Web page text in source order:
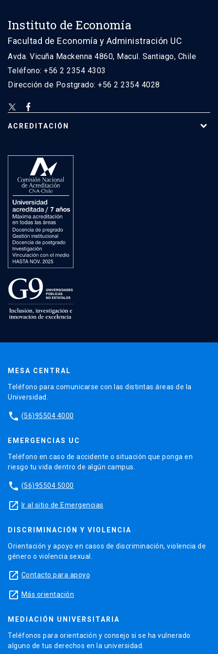
Instituto de Economía
Facultad de Economía y Administración UC
Avda. Vicuña Mackenna 4860, Macul. Santiago, Chile
Teléfono: +56 2 2354 4303
Dirección de Postgrado: +56 2 2354 4028
ACREDITACIÓN
MESA CENTRAL
Teléfono para comunicarse con las distintas áreas de la
Universidad.
phone (56)95504 4000
EMERGENCIAS UC
Teléfono en caso de accidente o situación que ponga en
riesgo tu vida dentro de algún campus.
phone (56)95504 5000
launch Ir al sitio de Emergencias
DISCRIMINACIÓN Y VIOLENCIA
Orientación y apoyo en casos de discriminación, violencia de
género o violencia sexual.
launch Contacto para apoyo
launch Más orientación
MEDIACIÓN UNIVERSITARIA
Teléfonos para orientación y consejo si se ha vulnerado
alguno de tus derechos en la universidad.